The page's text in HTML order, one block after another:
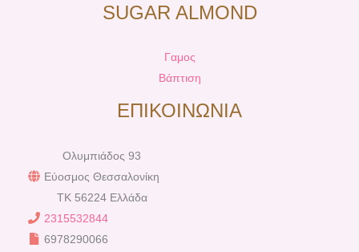
SUGAR ALMOND
Γαμος
Βάπτιση
ΕΠΙΚΟΙΝΩΝΙΑ
Ολυμπιάδος 93
Εύοσμος Θεσσαλονίκη
TK 56224 Ελλάδα
2315532844
6978290066